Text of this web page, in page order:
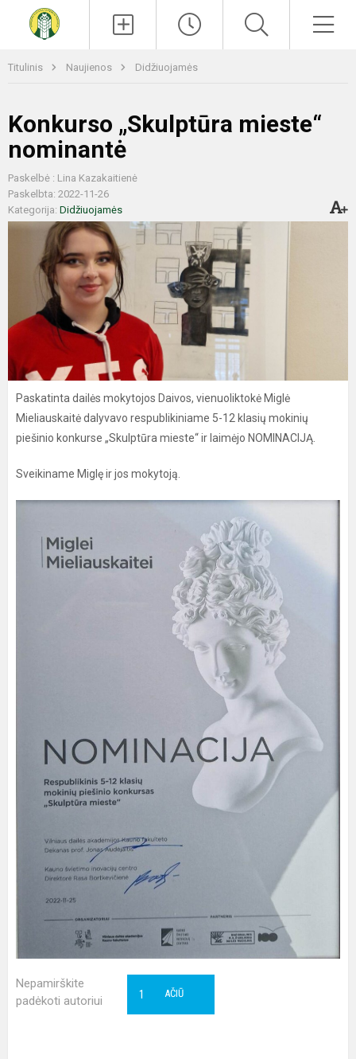
Titulinis Naujienos Didžiuojamės
Konkurso „Skulptūra mieste“
nominantė
Paskelbė : Lina Kazakaitienė
Paskelbta: 2022-11-26
Kategorija: Didžiuojamės
Paskatinta dailės mokytojos Daivos, vienuoliktokė Miglė
Mieliauskaitė dalyvavo respublikiniame 5-12 klasių mokinių
piešinio konkurse „Skulptūra mieste“ ir laimėjo NOMINACIJĄ.
Sveikiname Miglę ir jos mokytoją.
Nepamirškite
padėkoti autoriui
AČIŪ
1